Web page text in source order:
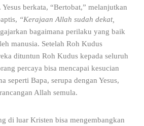
berkata, “Bertobat,” melanjutkan
“Kerajaan Allah sudah dekat,
bagaimana perilaku yang baik
manusia. Setelah Roh Kudus
dituntun Roh Kudus kepada seluruh
percaya bisa mencapai kesucian
seperti Bapa, serupa dengan Yesus,
Allah semula.
di luar Kristen bisa mengembangkan